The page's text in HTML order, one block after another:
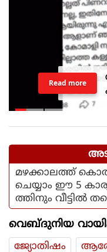
Read more
മഴക്കാലത്ത്
ചെയ്യാം ഈ 5
ത്തിനും വീട്ടിൽ
വെബ്ദുനിയ
ജ്യോതിഷം